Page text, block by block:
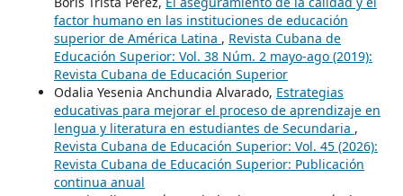
factor humano en las instituciones de educación
superior de América Latina , Revista Cubana de
Educación Superior: Vol. 38 Núm. 2 mayo-ago (2019):
Revista Cubana de Educación Superior
Odalia Yesenia Anchundia Alvarado, Estrategias
educativas para mejorar el proceso de aprendizaje en
lengua y literatura en estudiantes de Secundaria ,
Revista Cubana de Educación Superior: Vol. 45 (2026):
Revista Cubana de Educación Superior: Publicación
continua anual